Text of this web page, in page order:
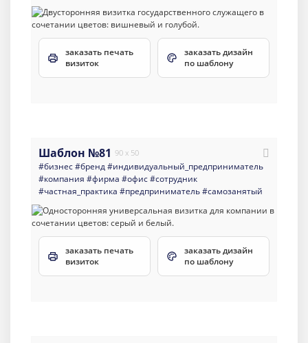
заказать печать
визиток
заказать дизайн
по шаблону
Шаблон №81 90 x 50
#бизнес#бренд#индивидуальный_предприниматель
#компания #фирма #офис#сотрудник
#частная_практика #предприниматель#самозанятый
заказать печать
визиток
заказать дизайн
по шаблону